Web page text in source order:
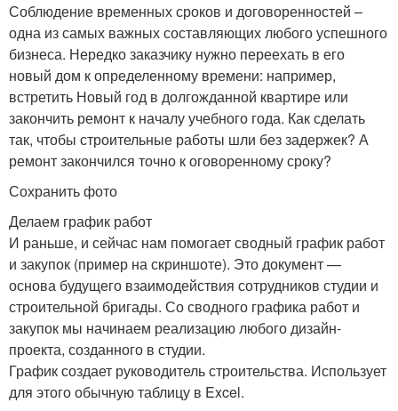
Соблюдение временных сроков и договоренностей –
одна из самых важных составляющих любого успешного
бизнеса. Нередко заказчику нужно переехать в его
новый дом к определенному времени: например,
встретить Новый год в долгожданной квартире или
закончить ремонт к началу учебного года. Как сделать
так, чтобы строительные работы шли без задержек? А
ремонт закончился точно к оговоренному сроку?
Сохранить фото
Делаем график работ
И раньше, и сейчас нам помогает сводный график работ
и закупок (пример на скриншоте). Это документ —
основа будущего взаимодействия сотрудников студии и
строительной бригады. Со сводного графика работ и
закупок мы начинаем реализацию любого дизайн-
проекта, созданного в студии.
График создает руководитель строительства. Использует
для этого обычную таблицу в Excel.